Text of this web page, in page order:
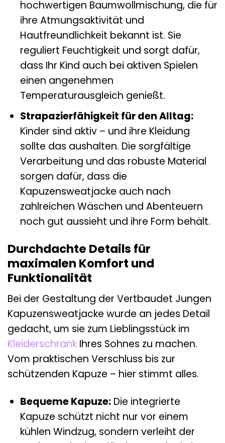
hochwertigen Baumwollmischung, die für
ihre Atmungsaktivität und
Hautfreundlichkeit bekannt ist. Sie
reguliert Feuchtigkeit und sorgt dafür,
dass Ihr Kind auch bei aktiven Spielen
einen angenehmen
Temperaturausgleich genießt.
Strapazierfähigkeit für den Alltag:
Kinder sind aktiv – und ihre Kleidung
sollte das aushalten. Die sorgfältige
Verarbeitung und das robuste Material
sorgen dafür, dass die
Kapuzensweatjacke auch nach
zahlreichen Wäschen und Abenteuern
noch gut aussieht und ihre Form behält.
Durchdachte Details für
maximalen Komfort und
Funktionalität
Bei der Gestaltung der Vertbaudet Jungen
Kapuzensweatjacke wurde an jedes Detail
gedacht, um sie zum Lieblingsstück im
Kleiderschrank Ihres Sohnes zu machen.
Vom praktischen Verschluss bis zur
schützenden Kapuze – hier stimmt alles.
Bequeme Kapuze:Die integrierte
Kapuze schützt nicht nur vor einem
kühlen Windzug, sondern verleiht der